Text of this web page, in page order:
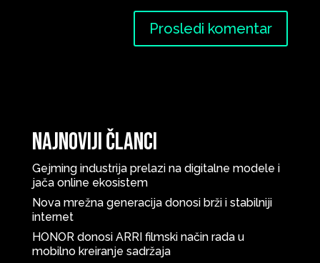
Najnoviji članci
Gejming industrija prelazi na digitalne modele i
jača online ekosistem
Nova mrežna generacija donosi brži i stabilniji
internet
HONOR donosi ARRI filmski način rada u
mobilno kreiranje sadržaja